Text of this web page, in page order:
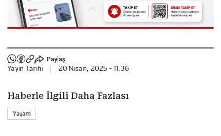
Paylaş
Yayın Tarihi 20 Nisan, 2025 - 11:36
Haberle İlgili Daha Fazlası
Yaşam